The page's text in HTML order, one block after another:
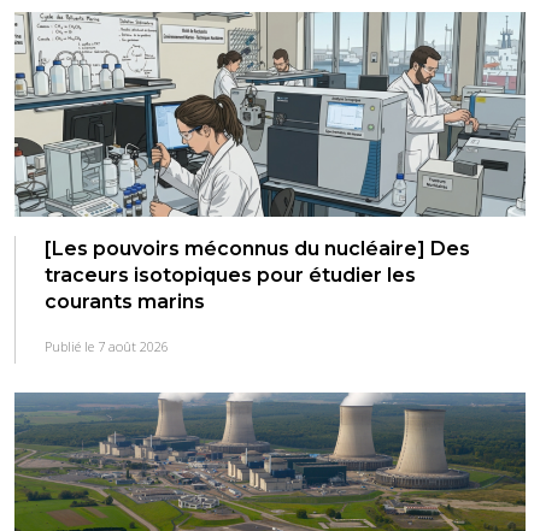
[Les pouvoirs méconnus du nucléaire] Des
traceurs isotopiques pour étudier les
courants marins
Publié le 7 août 2026